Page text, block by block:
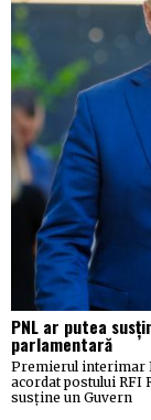
PNL ar putea
parlamentară
Premierul interimar
acordat postului RFI
susține un Guvern